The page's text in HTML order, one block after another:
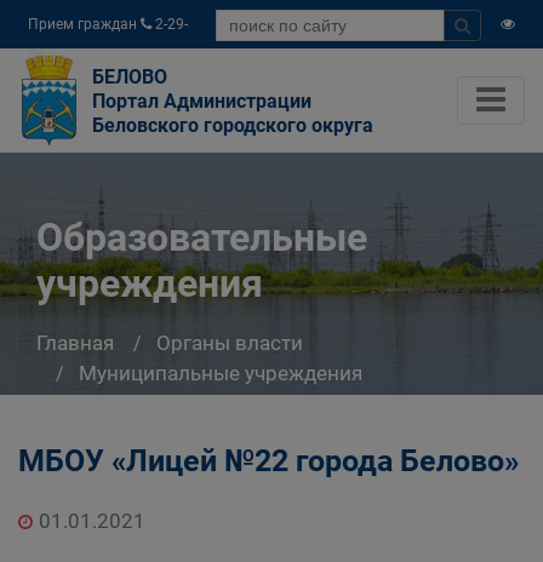
Прием граждан
2-29-
04
БЕЛОВО
Портал Администрации
Беловского городского округа
Образовательные
учреждения
Главная
Органы власти
Муниципальные учреждения
Управление образования Администрации
Система образования города Белово
МБОУ «Лицей №22 города Белово»
01.01.2021